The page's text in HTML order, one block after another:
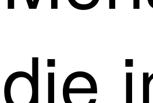
die